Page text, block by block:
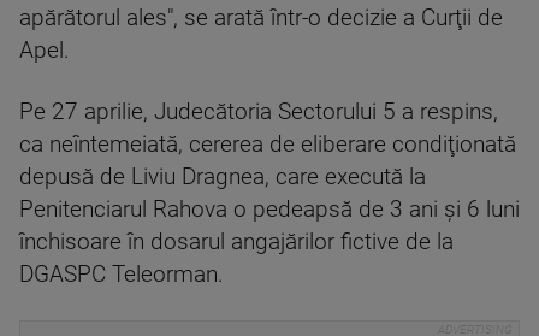
apărătorul ales", se arată într-o decizie a Curţii de
Apel.
Pe 27 aprilie, Judecătoria Sectorului 5 a respins,
ca neîntemeiată, cererea de eliberare condiţionată
depusă de Liviu Dragnea, care execută la
Penitenciarul Rahova o pedeapsă de 3 ani şi 6 luni
închisoare în dosarul angajărilor fictive de la
DGASPC Teleorman.